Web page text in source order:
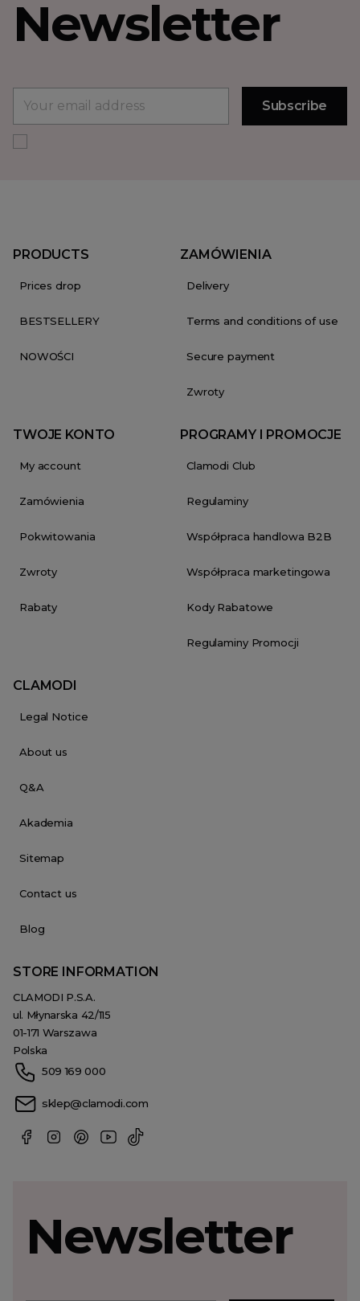
Newsletter
PRODUCTS
Prices drop
BESTSELLERY
NOWOŚCI
ZAMÓWIENIA
Delivery
Terms and conditions of use
Secure payment
Zwroty
TWOJE KONTO
My account
Zamówienia
Pokwitowania
Zwroty
Rabaty
PROGRAMY I PROMOCJE
Clamodi Club
Regulaminy
Współpraca handlowa B2B
Współpraca marketingowa
Kody Rabatowe
Regulaminy Promocji
CLAMODI
Legal Notice
About us
Q&A
Akademia
Sitemap
Contact us
Blog
STORE INFORMATION
CLAMODI P.S.A.
ul. Młynarska 42/115
01-171 Warszawa
Polska
509 169 000
sklep@clamodi.com
Newsletter